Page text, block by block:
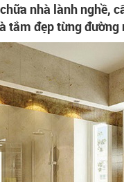
nhà lành nghề,
tắm đẹp từng